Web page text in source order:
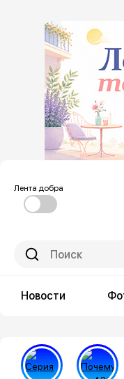
Лента добра
Новости